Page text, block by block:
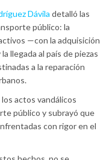
Dávila detalló las
público: la
—con la adquisición
llegada al país de piezas
a la reparación
actos vandálicos
público y subrayó que
con rigor en el